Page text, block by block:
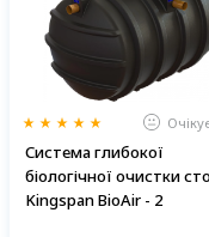
Система глибокої
біологічної очистки
Kingspan BioAir - 2